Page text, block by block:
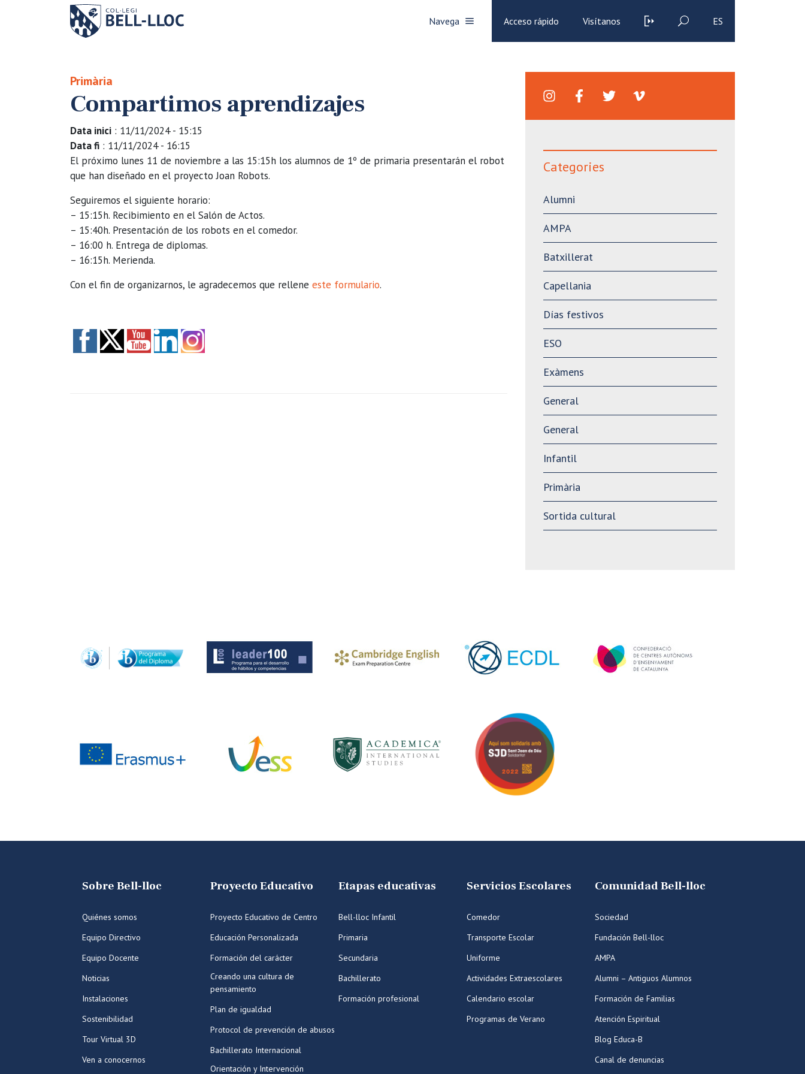
Navega Acceso rápido Visítanos ES
Primària
Compartimos aprendizajes
Data inici : 11/11/2024 - 15:15
Data fi : 11/11/2024 - 16:15
El próximo lunes 11 de noviembre a las 15:15h los alumnos de 1º de primaria presentarán el robot
que han diseñado en el proyecto Joan Robots.
Seguiremos el siguiente horario:
– 15:15h. Recibimiento en el Salón de Actos.
– 15:40h. Presentación de los robots en el comedor.
– 16:00 h. Entrega de diplomas.
– 16:15h. Merienda.
Con el fin de organizarnos, le agradecemos que rellene este formulario.
Categories
Alumni
AMPA
Batxillerat
Capellania
Días festivos
ESO
Exàmens
General
General
Infantil
Primària
Sortida cultural
Sobre Bell-lloc
Quiénes somos
Equipo Directivo
Equipo Docente
Noticias
Instalaciones
Sostenibilidad
Tour Virtual 3D
Ven a conocernos
Proyecto Educativo
Proyecto Educativo de Centro
Educación Personalizada
Formación del carácter
Creando una cultura de
pensamiento
Plan de igualdad
Protocol de prevención de abusos
Bachillerato Internacional
Orientación y Intervención
Etapas educativas
Bell-lloc Infantil
Primaria
Secundaria
Bachillerato
Formación profesional
Servicios Escolares
Comedor
Transporte Escolar
Uniforme
Actividades Extraescolares
Calendario escolar
Programas de Verano
Comunidad Bell-lloc
Sociedad
Fundación Bell-lloc
AMPA
Alumni – Antiguos Alumnos
Formación de Familias
Atención Espiritual
Blog Educa-B
Canal de denuncias